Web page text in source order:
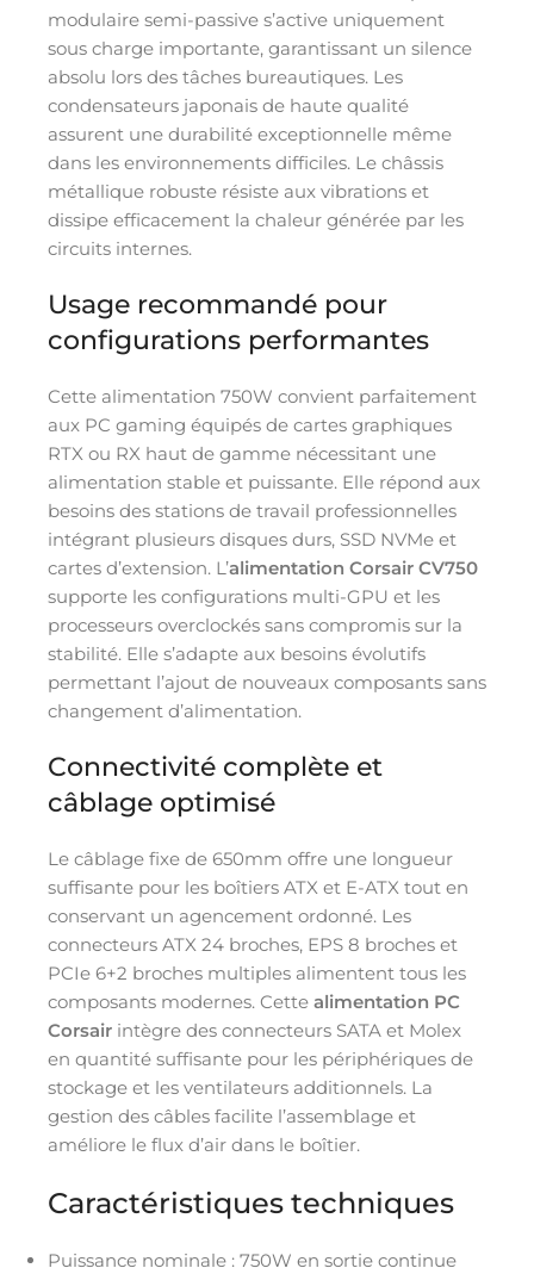
modulaire semi-passive s’active uniquement
sous charge importante, garantissant un silence
absolu lors des tâches bureautiques. Les
condensateurs japonais de haute qualité
assurent une durabilité exceptionnelle même
dans les environnements difficiles. Le châssis
métallique robuste résiste aux vibrations et
dissipe efficacement la chaleur générée par les
circuits internes.
Usage recommandé pour
configurations performantes
Cette alimentation 750W convient parfaitement
aux PC gaming équipés de cartes graphiques
RTX ou RX haut de gamme nécessitant une
alimentation stable et puissante. Elle répond aux
besoins des stations de travail professionnelles
intégrant plusieurs disques durs, SSD NVMe et
cartes d’extension. L’alimentation Corsair CV750
supporte les configurations multi-GPU et les
processeurs overclockés sans compromis sur la
stabilité. Elle s’adapte aux besoins évolutifs
permettant l’ajout de nouveaux composants sans
changement d’alimentation.
Connectivité complète et
câblage optimisé
Le câblage fixe de 650mm offre une longueur
suffisante pour les boîtiers ATX et E-ATX tout en
conservant un agencement ordonné. Les
connecteurs ATX 24 broches, EPS 8 broches et
PCIe 6+2 broches multiples alimentent tous les
composants modernes. Cette alimentation PC
Corsair intègre des connecteurs SATA et Molex
en quantité suffisante pour les périphériques de
stockage et les ventilateurs additionnels. La
gestion des câbles facilite l’assemblage et
améliore le flux d’air dans le boîtier.
Caractéristiques techniques
Puissance nominale : 750W en sortie continue